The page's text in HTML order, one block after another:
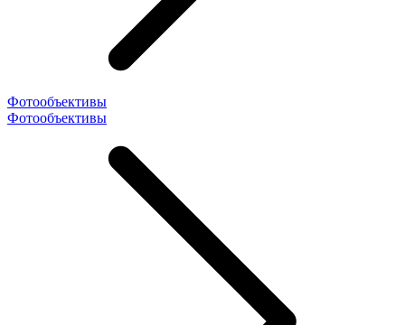
Фотообъективы
Фотообъективы